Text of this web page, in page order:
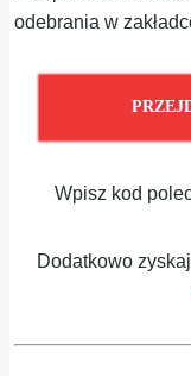
odebrania w
Wpisz kod
Dodatkowo zyskaj